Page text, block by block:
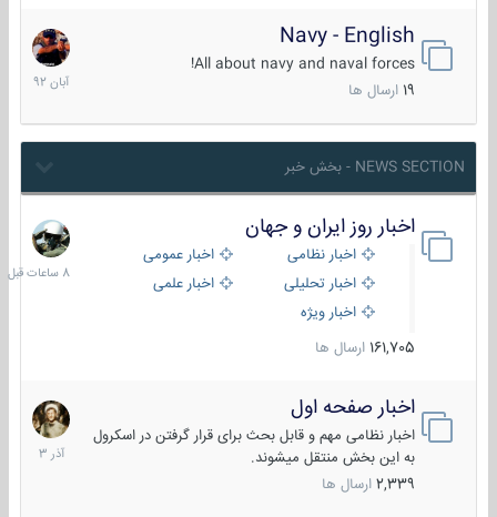
Navy - English
All about navy and naval forces!
ارسال ها
22
آبان
1392
NEWS SECTION - بخش خبر
اخبار روز ایران و جهان
اخبار نظامی
اخبار عمومی
اخبار تحلیلی
اخبار علمی
اخبار ویژه
161,705 ارسال ها
8
ساعات
قبل
اخبار صفحه اول
اخبار نظامی مهم و قابل بحث برای قرار گرفتن در اسکرول
به این بخش منتقل میشوند.
2,339 ارسال ها
7
آذر
1403